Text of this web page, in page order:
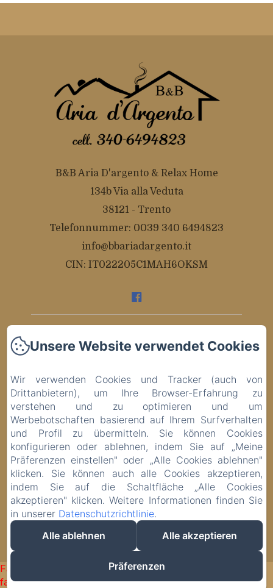
B&B Aria D'argento & Relax Home
134b Via alla Veduta
38121 - Trento
Telefonnummer: 0039 340 6494823
info@bbariadargento.it
CIN: IT022205C1MAH6OKSM
Startseite
Kontakt
Datenschutzerklärung
Rechtliche Informationen
Cookie-Informationen
EN ES IT DE
Powered mit Amenitiz
Failed to load BookingEngine/index: Loading chunk 1322
failed. (missing:
Unsere Website verwendet Cookies
Wir verwenden Cookies und Tracker (auch von
Drittanbietern), um Ihre Browser-Erfahrung zu
verstehen und zu optimieren und um
Werbebotschaften basierend auf Ihrem Surfverhalten
und Profil zu übermitteln. Sie können Cookies
konfigurieren oder ablehnen, indem Sie auf „Meine
Präferenzen einstellen" oder „Alle Cookies ablehnen"
klicken. Sie können auch alle Cookies akzeptieren,
indem Sie auf die Schaltfläche „Alle Cookies
akzeptieren" klicken. Weitere Informationen finden Sie
in unserer Datenschutzrichtlinie.
Alle ablehnen
Alle akzeptieren
Präferenzen